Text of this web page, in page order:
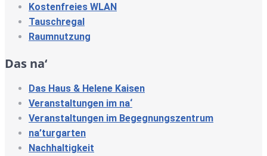
Kostenfreies WLAN
Tauschregal
Raumnutzung
Das na‘
Das Haus & Helene Kaisen
Veranstaltungen im na‘
Veranstaltungen im Begegnungszentrum
na’turgarten
Nachhaltigkeit